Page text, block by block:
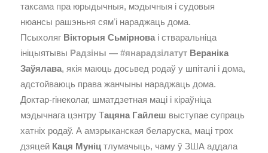
таксама пра юрыдычныя, мэдычныя і судовыя
нюансы рашэньня сямʼі нараджаць дома.
Псыхоляг Вікторыя Сьмірноваі стваральніца
ініцыятывы Радзіны — #янарадзілатут Вераніка
Заўялава, якія маюць досьвед родаў у шпіталі і дома,
адстойваюць права жанчыны нараджаць дома.
Доктар-гінеколаг, шматдзетная маці і кіраўніца
мэдычнага цэнтру Тацяна Гайлеш выступае супраць
хатніх родаў. А амэрыканская беларуска, маці трох
дзяцей Каця Муніцтлумачыць, чаму ў ЗША аддала